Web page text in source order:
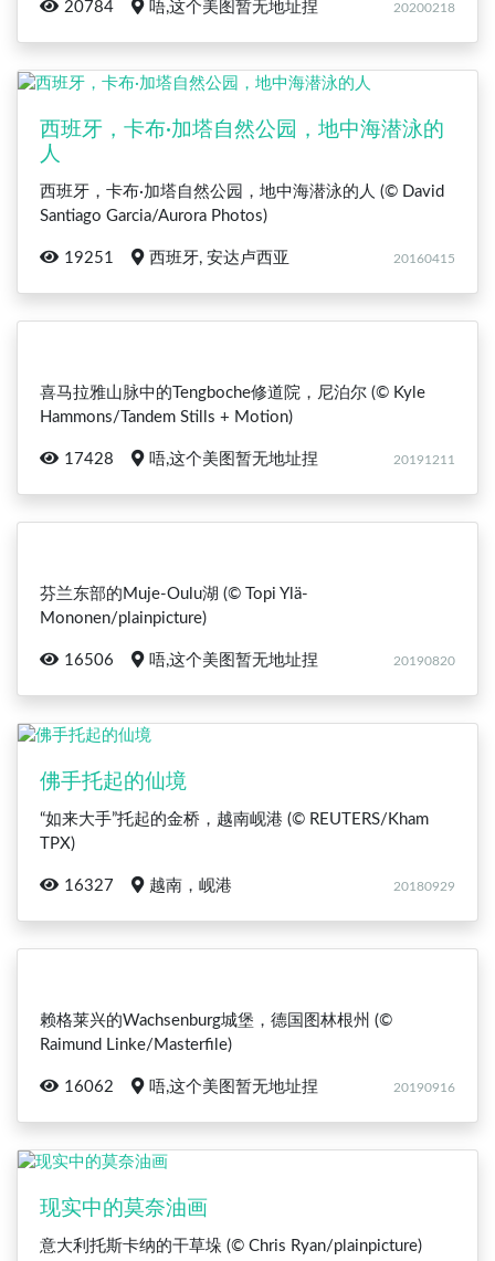
20784 唔,这个美图暂无地址捏 20200218
西班牙，卡布·加塔自然公园，地中海潜泳的
人
西班牙，卡布·加塔自然公园，地中海潜泳的人 (© David
Santiago Garcia/Aurora Photos)
19251 西班牙, 安达卢西亚 20160415
喜马拉雅山脉中的Tengboche修道院，尼泊尔 (© Kyle
Hammons/Tandem Stills + Motion)
17428 唔,这个美图暂无地址捏 20191211
芬兰东部的Muje-Oulu湖 (© Topi Ylä-
Mononen/plainpicture)
16506 唔,这个美图暂无地址捏 20190820
佛手托起的仙境
“如来大手”托起的金桥，越南岘港 (© REUTERS/Kham
TPX)
16327 越南，岘港 20180929
赖格莱兴的Wachsenburg城堡，德国图林根州 (©
Raimund Linke/Masterfile)
16062 唔,这个美图暂无地址捏 20190916
现实中的莫奈油画
意大利托斯卡纳的干草垛 (© Chris Ryan/plainpicture)